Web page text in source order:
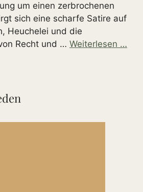
um einen zerbrochenen
sich eine scharfe Satire auf
Heuchelei und die
Recht und … Weiterlesen …